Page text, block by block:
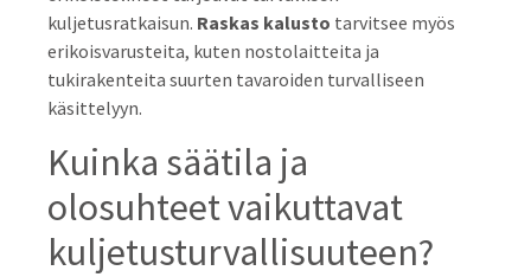
kuljetusratkaisun. Raskas kalusto tarvitsee myös
erikoisvarusteita, kuten nostolaitteita ja
tukirakenteita suurten tavaroiden turvalliseen
käsittelyyn.
Kuinka säätila ja
olosuhteet vaikuttavat
kuljetusturvallisuuteen?